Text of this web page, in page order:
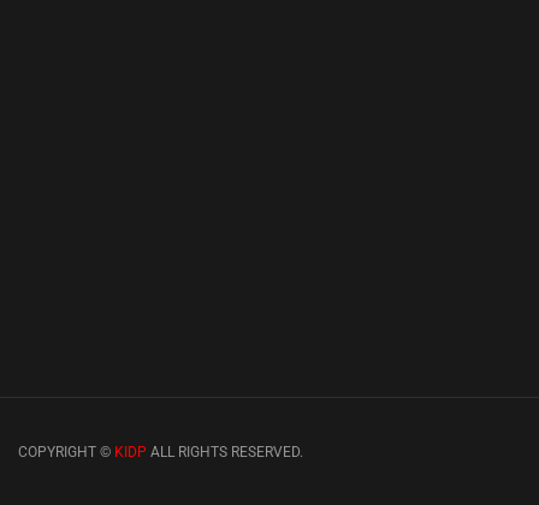
COPYRIGHT © KIDP ALL RIGHTS RESERVED.